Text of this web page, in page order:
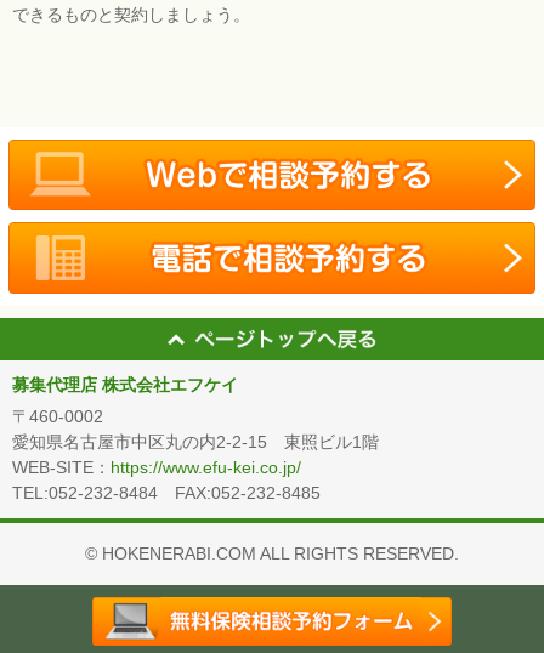
できるものと契約しましょう。
募集代理店 株式会社エフケイ
〒460-0002
愛知県名古屋市中区丸の内2-2-15 東照ビル1階
WEB-SITE： https://www.efu-kei.co.jp/
TEL:052-232-8484 FAX:052-232-8485
© HOKENERABI.COM ALL RIGHTS RESERVED.